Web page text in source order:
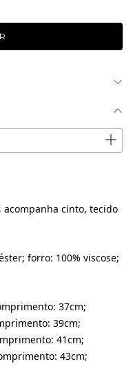
ALTERAR CEP
acompanha cinto, tecido
forro: 100% viscose;
37cm;
39cm;
41cm;
43cm;